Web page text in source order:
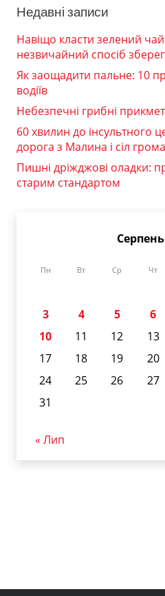
Недавні записи
Навіщо класти зелений
незвичайний спосіб
Як заощадити пальне: 10
водіїв
Небезпечні грибні
60 хвилин до інсультного
дорога з Малина і сіл
Пишні дріжджові оладки:
старим стандартом
Пн Вт Ср Чт
3
4 5 6
10
11 12 13
17
18 19 20
24
25 26 27
31
« Лип